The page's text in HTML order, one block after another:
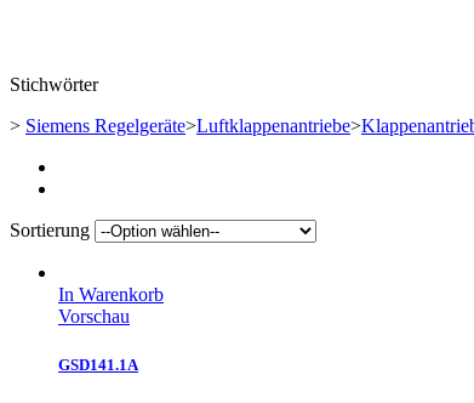
Stichwörter
> Siemens Regelgeräte>Luftklappenantriebe>
Sortierung
In Warenkorb
Vorschau
GSD141.1A